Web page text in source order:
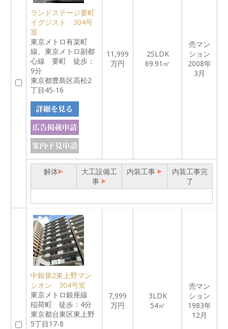
ランドステージ要町
イグジスト 304号
室
東京メトロ有楽町
線、東京メトロ副都
心線 要町 徒歩：
9分
東京都豊島区高松2
丁目45-16
11,999
万円
2SLDK
69.91㎡
売マン
ション
2008年
3月
解体
大工設備工
事
内装工事
内装工事完
了
中銀第2東上野マン
シオン 304号室
東京メトロ銀座線
稲荷町 徒歩：4分
東京都台東区東上野
5丁目17-8
7,999
万円
3LDK
54㎡
売マン
ション
1983年
12月